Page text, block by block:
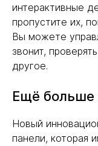
интерактивные
пропустите их,
Вы можете
звонит,
другое.
Ещё больше
Новый
панели, которая